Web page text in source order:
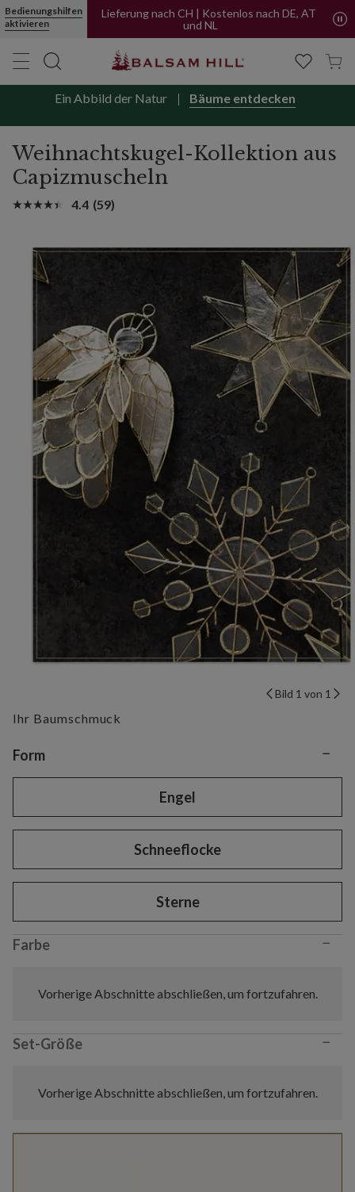
Bedienungshilfen
aktivieren
Lieferung nach CH | Kostenlos nach DE, AT
und NL
Ein Abbild der Natur Bäume entdecken
Weihnachtskugel-Kollektion aus
Capizmuscheln
4.4 (59)
Bild 1 von 1
Ihr Baumschmuck
Variant selection
Form −
Engel
Schneeflocke
Sterne
Farbe −
Vorherige Abschnitte abschließen, um fortzufahren.
Set-Größe −
Vorherige Abschnitte abschließen, um fortzufahren.